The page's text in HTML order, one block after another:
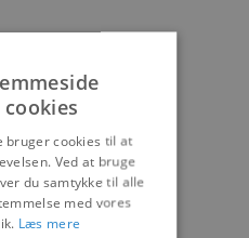
bruger cookies til at
Ved at bruge
du samtykke til alle
med vores
Læs mere